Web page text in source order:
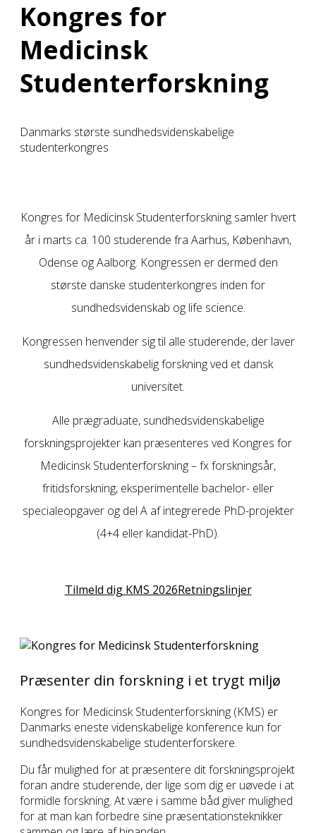
Kongres for
Medicinsk
Studenterforskning
Danmarks største sundhedsvidenskabelige
studenterkongres
Kongres for Medicinsk Studenterforskning samler hvert
år i marts ca. 100 studerende fra Aarhus, København,
Odense og Aalborg. Kongressen er dermed den
største danske studenterkongres inden for
sundhedsvidenskab og life science.
Kongressen henvender sig til alle studerende, der laver
sundhedsvidenskabelig forskning ved et dansk
universitet.
Alle prægraduate, sundhedsvidenskabelige
forskningsprojekter kan præsenteres ved Kongres for
Medicinsk Studenterforskning – fx forskningsår,
fritidsforskning, eksperimentelle bachelor- eller
specialeopgaver og del A af integrerede PhD-projekter
(4+4 eller kandidat-PhD).
Tilmeld dig KMS 2026Retningslinjer
Præsenter din forskning i et trygt miljø
Kongres for Medicinsk Studenterforskning (KMS) er
Danmarks eneste videnskabelige konference kun for
sundhedsvidenskabelige studenterforskere.
Du får mulighed for at præsentere dit forskningsprojekt
foran andre studerende, der lige som dig er uøvede i at
formidle forskning. At være i samme båd giver mulighed
for at man kan forbedre sine præsentationsteknikker